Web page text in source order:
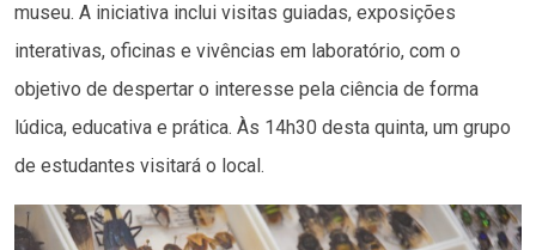
museu. A iniciativa inclui visitas guiadas, exposições
interativas, oficinas e vivências em laboratório, com o
objetivo de despertar o interesse pela ciência de forma
lúdica, educativa e prática. Às 14h30 desta quinta, um grupo
de estudantes visitará o local.